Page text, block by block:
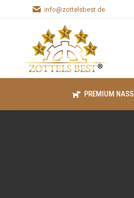
info@zottelsbest.de
PREMIUM NASS